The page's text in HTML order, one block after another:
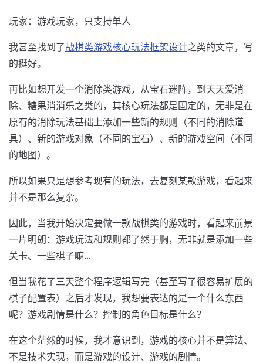
玩家：游戏玩家，只支持单人
我甚至找到了战棋类游戏核心玩法框架设计之类的文章，写
的挺好。
再比如想开发一个消除类游戏，从宝石迷阵，到天天爱消
除、糖果消消乐之类的，其核心玩法都是固定的，无非是在
原有的消除玩法基础上添加一些新的规则（不同的消除道
具）、新的游戏对象（不同的宝石）、新的游戏空间（不同
的地图）。
所以如果只是想参考现有的玩法，去复刻某款游戏，看起来
并不是那么复杂。
因此，当我开始决定要做一款战棋类的游戏时，看起来前景
一片明朗：游戏玩法和规则都了然于胸，无非就是添加一些
关卡、一些棋子嘛...
但当我花了三天整个程序逻辑写完（甚至写了很容易扩展的
棋子配置表）之后才发现，我想要表达的是一个什么东西
呢？游戏剧情是什么？控制的角色目标是什么？
在这个茫然的时候，我才意识到，游戏的核心并不是算法、
不是技术实现，而是游戏的设计、游戏的剧情。